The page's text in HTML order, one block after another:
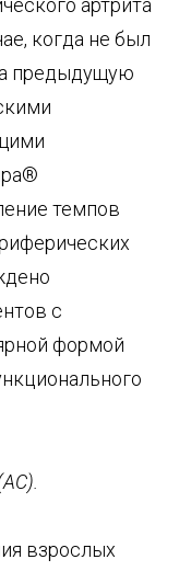
артрита
когда не был
предыдущую
темпов
с
формой
взрослых